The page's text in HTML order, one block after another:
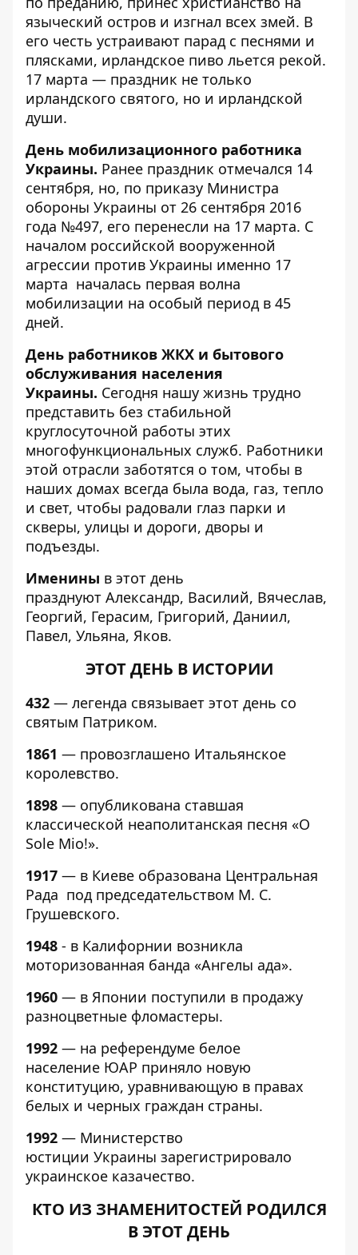
языческий остров и изгнал всех змей. В
его честь устраивают парад с песнями и
плясками, ирландское пиво льется рекой.
17 марта — праздник не только
ирландского святого, но и ирландской
души.
День мобилизационного работника
Украины. Ранее праздник отмечался 14
сентября, но, по приказу Министра
обороны Украины от 26 сентября 2016
года №497, его перенесли на 17 марта. С
началом российской вооруженной
агрессии против Украины именно 17
марта началась первая волна
мобилизации на особый период в 45
дней.
День работников ЖКХ и бытового
обслуживания населения
Украины. Сегодня нашу жизнь трудно
представить без стабильной
круглосуточной работы этих
многофункциональных служб. Работники
этой отрасли заботятся о том, чтобы в
наших домах всегда была вода, газ, тепло
и свет, чтобы радовали глаз парки и
скверы, улицы и дороги, дворы и
подъезды.
Именины в этот день
празднуют Александр, Василий, Вячеслав,
Георгий, Герасим, Григорий, Даниил,
Павел, Ульяна, Яков.
ЭТОТ ДЕНЬ В ИСТОРИИ
432 — легенда связывает этот день со
святым Патриком.
1861 — провозглашено Итальянское
королевство.
1898 — опубликована ставшая
классической неаполитанская песня «O
Sole Mio!».
1917 — в Киеве образована Центральная
Рада под председательством М. С.
Грушевского.
1948 - в Калифорнии возникла
моторизованная банда «Ангелы ада».
1960 — в Японии поступили в продажу
разноцветные фломастеры.
1992 — на референдуме белое
население ЮАР приняло новую
конституцию, уравнивающую в правах
белых и черных граждан страны.
1992 — Министерство
юстиции Украины зарегистрировало
украинское казачество.
КТО ИЗ ЗНАМЕНИТОСТЕЙ РОДИЛСЯ
В ЭТОТ ДЕНЬ